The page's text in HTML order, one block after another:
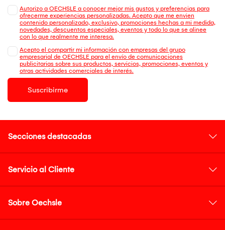
Autorizo a OECHSLE a conocer mejor mis gustos y preferencias para
ofrecerme experiencias personalizadas. Acepto que me envien
contenido personalizado, exclusivo, promociones hechas a mi medida,
novedades, descuentos especiales, eventos y todo lo que se alinee
con lo que realmente me interesa.
Acepto el compartir mi información con empresas del grupo
empresarial de OECHSLE para el envío de comunicaciones
publicitarias sobre sus productos, servicios, promociones, eventos y
otras actividades comerciales de interés.
Suscribirme
Secciones destacadas
Servicio al Cliente
Sobre Oechsle